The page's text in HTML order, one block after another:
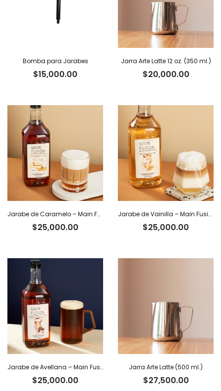
Bomba para Jarabes
$15,000.00
Jarra Arte Latte 12 oz. (350 ml.)
$20,000.00
Jarabe de Caramelo – Main Fusion
$25,000.00
Jarabe de Vainilla – Main Fusion
$25,000.00
Jarabe de Avellana – Main Fusion
$25,000.00
Jarra Arte Latte (500 ml.)
$27,500.00